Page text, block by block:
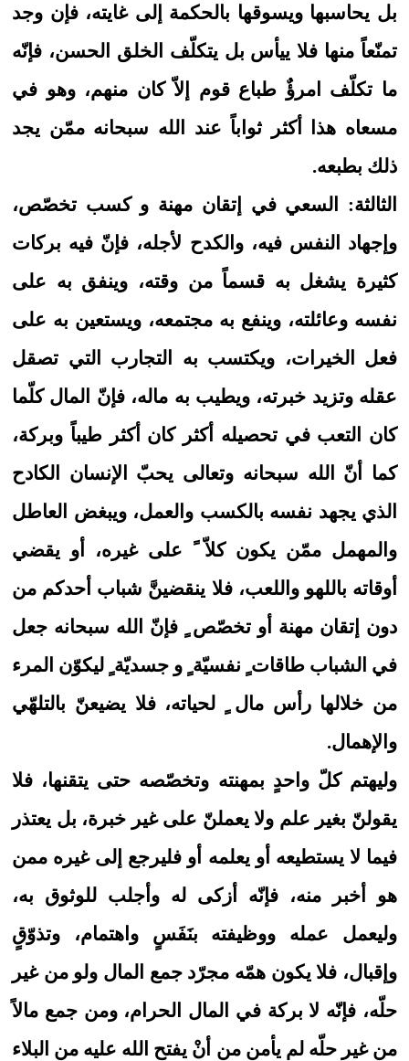
بل يحاسبها ويسوقها بالحكمة إلى غايته، فإن وجد
تمنّعاً منها فلا ييأس بل يتكلّف الخلق الحسن، فإنّه
ما تكلّف امرؤٌ طباع قوم إلاّ كان منهم، وهو في
مسعاه هذا أكثر ثواباً عند الله سبحانه ممّن يجد
ذلك بطبعه.
الثالثة: السعي في إتقان مهنة و كسب تخصّص،
وإجهاد النفس فيه، والكدح لأجله، فإنّ فيه بركات
كثيرة يشغل به قسماً من وقته، وينفق به على
نفسه وعائلته، وينفع به مجتمعه، ويستعين به على
فعل الخيرات، ويكتسب به التجارب التي تصقل
عقله وتزيد خبرته، ويطيب به ماله، فإنّ المال كلّما
كان التعب في تحصيله أكثر كان أكثر طيباً وبركة،
كما أنّ الله سبحانه وتعالى يحبّ الإنسان الكادح
الذي يجهد نفسه بالكسب والعمل، ويبغض العاطل
والمهمل ممّن يكون كلاّ ً على غيره، أو يقضي
أوقاته باللهو واللعب، فلا ينقضينَّ شباب أحدكم من
دون إتقان مهنة أو تخصّص ٍ فإنّ الله سبحانه جعل
في الشباب طاقات ٍ نفسيّة ٍ و جسديّة ٍ ليكوّن المرء
من خلالها رأس مال ٍ لحياته، فلا يضيعنّ بالتلهّي
والإهمال.
وليهتم كلّ واحدٍ بمهنته وتخصّصه حتى يتقنها، فلا
يقولنّ بغير علم ولا يعملنّ على غير خبرة، بل يعتذر
فيما لا يستطيعه أو يعلمه أو فليرجع إلى غيره ممن
هو أخبر منه، فإنّه أزكى له وأجلب للوثوق به،
وليعمل عمله ووظيفته بنَفَسٍ واهتمام، وتذوّقٍ
وإقبال، فلا يكون همّه مجرّد جمع المال ولو من غير
حلّه، فإنّه لا بركة في المال الحرام، ومن جمع مالاً
من غير حلّه لم يأمن من أنْ يفتح الله عليه من البلاء